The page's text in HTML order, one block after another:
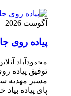
آگوست 2026
پیاده روی
محمودآباد
توفیق پیاده
مسیر مهدیه
پای پیاده